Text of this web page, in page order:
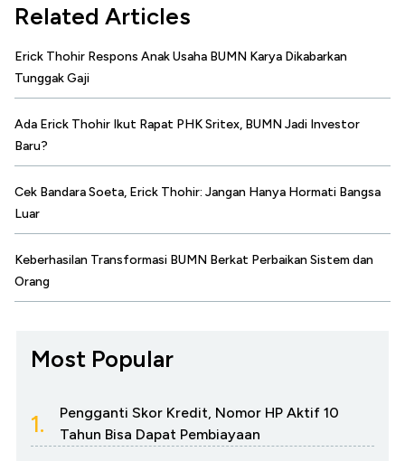
Related Articles
Erick Thohir Respons Anak Usaha BUMN Karya Dikabarkan
Tunggak Gaji
Ada Erick Thohir Ikut Rapat PHK Sritex, BUMN Jadi Investor
Baru?
Cek Bandara Soeta, Erick Thohir: Jangan Hanya Hormati Bangsa
Luar
Keberhasilan Transformasi BUMN Berkat Perbaikan Sistem dan
Orang
Most Popular
1.
Pengganti Skor Kredit, Nomor HP Aktif 10
Tahun Bisa Dapat Pembiayaan